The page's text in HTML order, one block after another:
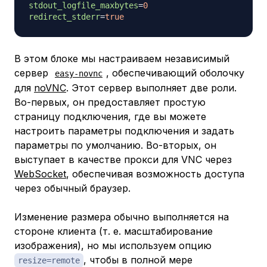
stdout_logfile_maxbytes=0
redirect_stderr=true
В этом блоке мы настраиваем независимый
сервер
easy-novnc , обеспечивающий оболочку
для noVNC. Этот сервер выполняет две роли.
Во-первых, он предоставляет простую
страницу подключения, где вы можете
настроить параметры подключения и задать
параметры по умолчанию. Во-вторых, он
выступает в качестве прокси для VNC через
WebSocket, обеспечивая возможность доступа
через обычный браузер.
Изменение размера обычно выполняется на
стороне клиента (т. е. масштабирование
изображения), но мы используем опцию
resize=remote , чтобы в полной мере